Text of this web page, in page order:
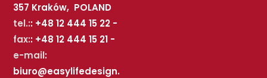
357 Kraków, POLAND
tel.:: +48 12 444 15 22 -
fax:: +48 12 444 15 21 -
e-mail:
biuro@easylifedesign.